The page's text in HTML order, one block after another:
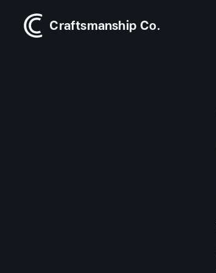
Craftsmanship Co.